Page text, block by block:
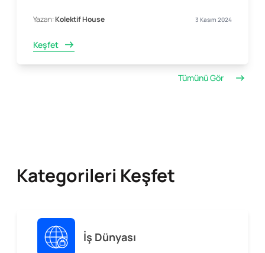
Yazan:Kolektif House 3 Kasım 2024
Keşfet
Tümünü Gör
Kategorileri Keşfet
İş Dünyası